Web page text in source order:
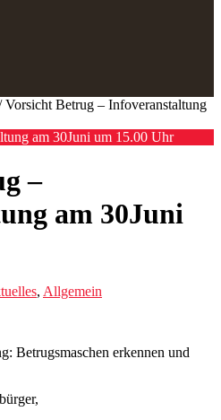
Vorsicht Betrug – Infoveranstaltung
am 30Juni um 15.00 Uhr
–
am 30Juni
, Allgemein
Betrugsmaschen erkennen und